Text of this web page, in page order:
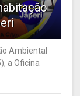
Ambiental
a Oficina